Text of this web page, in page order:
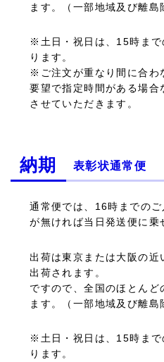
ます。（一部地域及び離島
※土日・祝日は、15時まで
ります。
※ご注文が重なり間に合わ
要望で指定時間がある場合
させていただきます。
納期 表彰状通常便
通常便では、16時までの
が無ければ当日発送便に乗
出荷は東京または大阪の近
出荷されます。
ですので、全国のほとんど
ます。（一部地域及び離島
※土日・祝日は、15時まで
ります。